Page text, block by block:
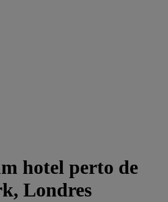
hotel perto de
Londres